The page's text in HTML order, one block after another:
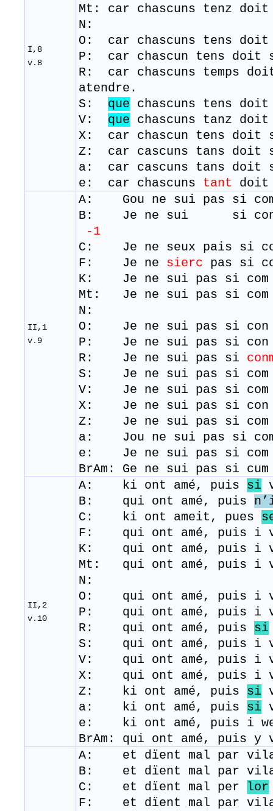
I,8
v.8
Mt: car chascuns tenz
N:
O: car chascuns tens doit
P: car chascun tens doit
R: car chascuns temps
atendre.
S: que chascuns tens
V: que chascuns tanz
X: car chascun tens doit
Z: car cascuns tans doit
a: car cascuns tans doit
e: car chascuns tant doit
II,1
v.9
A: Gou ne sui pas si
B: Je ne sui si
-1
C: Je ne seux pais si
F: Je ne sierc pas si
K: Je ne sui pas si
Mt: Je ne sui pas si
N:
​O: Je ne sui pas si con
​P: Je ne sui pas si
R: Je ne sui pas si
S: Je ne sui pas si com
​V: Je ne sui pas si
X: Je ne sui pas si
Z: Je ne sui pas si
a: Jou ne sui pas si
e: Je ne sui pas si com
BrAm: Ge ne sui pas si
II,2
v.10
A: ki ont amé, puis si
B: qui ont amé, puis
C: ki ont ameit, pues
F: qui ont amé, puis i
K: qui ont amé, puis i
Mt: qui ont amé, puis i
N:
O: qui ont amé, puis i
P: qui ont amé, puis i
R: qui ont amé, puis si
S: qui ont amé, puis i
V: qui ont amé, puis i
X: qui ont amé, puis i
Z: ki ont amé, puis si
a: ki ont amé, puis si
e: ki ont amé, puis i
BrAm: qui ont amé, puis y
A: et dïent mal par
B: et dïent mal par
C: et dïent mal per lor
F: et dïent mal par